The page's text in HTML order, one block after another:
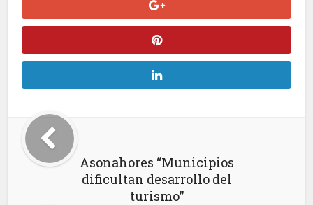
Asonahores “Municipios
dificultan desarrollo del
turismo”